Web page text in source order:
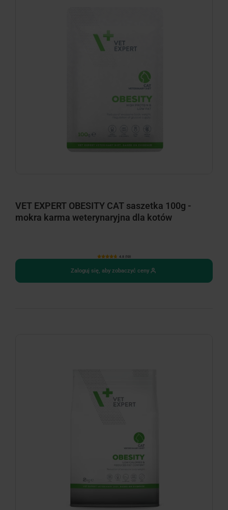
VET EXPERT OBESITY CAT saszetka 100g -
mokra karma weterynaryjna dla kotów
4.8 (19)
Zaloguj się, aby zobaczyć ceny